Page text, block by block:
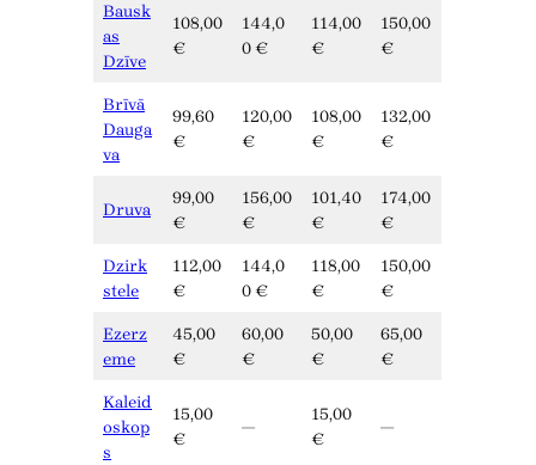
Bausk
as
Dzīve
108,00
€
144,0
0 €
114,00
€
150,00
€
Brīvā
Dauga
va
99,60
€
120,00
€
108,00
€
132,00
€
Druva
99,00
€
156,00
€
101,40
€
174,00
€
Dzirk
stele
112,00
€
144,0
0 €
118,00
€
150,00
€
Ezerz
eme
45,00
€
60,00
€
50,00
€
65,00
€
Kaleid
oskop
s
15,00
€
—
15,00
€
—